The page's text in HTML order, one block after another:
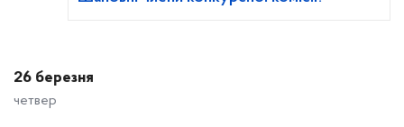
26 березня
четвер